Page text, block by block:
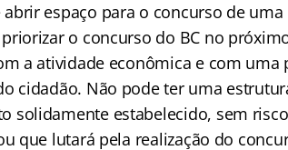
espaço para o concurso de
priorizar o concurso do BC no
a atividade econômica e com
cidadão. Não pode ter uma
solidamente estabelecido, sem
que lutará pela realização do